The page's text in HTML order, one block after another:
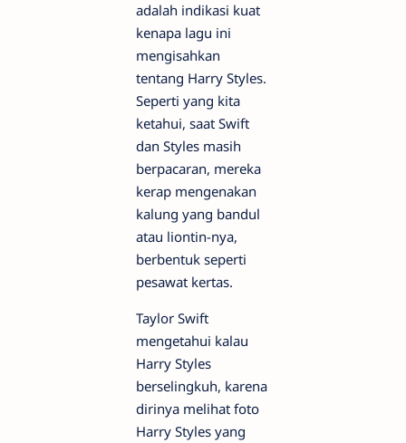
adalah indikasi kuat
kenapa lagu ini
mengisahkan
tentang Harry Styles.
Seperti yang kita
ketahui, saat Swift
dan Styles masih
berpacaran, mereka
kerap mengenakan
kalung yang bandul
atau liontin-nya,
berbentuk seperti
pesawat kertas.
Taylor Swift
mengetahui kalau
Harry Styles
berselingkuh, karena
dirinya melihat foto
Harry Styles yang